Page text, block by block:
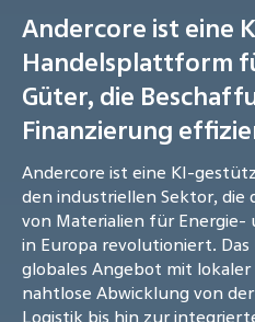
Andercore ist eine
Handelsplattform
Güter, die
Finanzierung
Andercore ist eine KI-
den industriellen Sektor,
von Materialien für
in Europa revolutioniert.
globales Angebot mit
nahtlose Abwicklung von
Logistik bis hin zur